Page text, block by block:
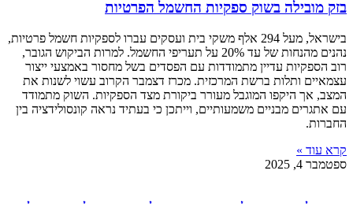
בזק מובילה בשוק ספקיות החשמל הפרטיות
בישראל, מעל 294 אלף משקי בית ועסקים עברו לספקיות חשמל פרטיות,
נהנים מהנחות של עד 20% על תעריפי החשמל. למרות הביקוש הגובר,
רוב הספקיות עדיין מתמודדות עם הפסדים בשל מחסור באמצעי ייצור
עצמאיים ותלות ברשת המרכזית. מכרז דצמבר הקרוב עשוי לשנות את
המצב, אך היקפו המוגבל מעורר ביקורת מצד הספקיות. השוק מתמודד
עם אתגרים מבניים משמעותיים, וייתכן כי בעתיד נראה קונסולידציה בין
החברות.
קרא עוד »
ספטמבר 4, 2025